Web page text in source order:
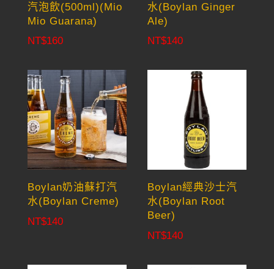
汽泡飲(500ml)(Mio
Mio Guarana)
NT$160
水(Boylan Ginger
Ale)
NT$140
Boylan奶油蘇打汽
水(Boylan Creme)
NT$140
Boylan經典沙士汽
水(Boylan Root
Beer)
NT$140